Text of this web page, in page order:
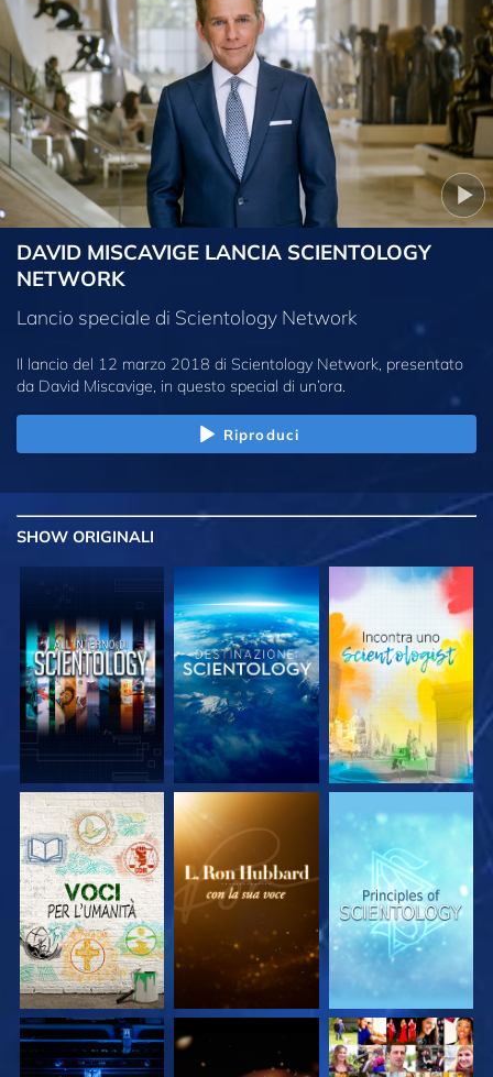
DAVID MISCAVIGE LANCIA SCIENTOLOGY
NETWORK
Lancio speciale di Scientology Network
Il lancio del 12 marzo 2018 di Scientology Network, presentato
da David Miscavige, in questo special di un’ora.
Riproduci
SHOW ORIGINALI
ESPLORA LE
SERIE
ESPLORA LE
SERIE
ESPLORA LE
SERIE